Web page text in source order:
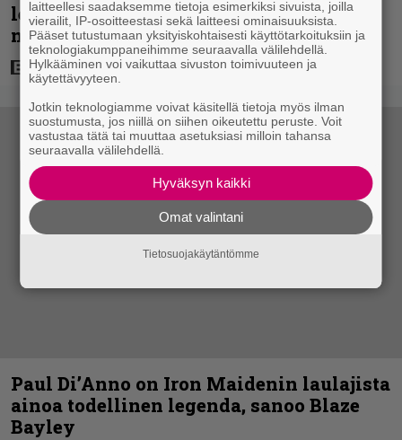
leffassa nähdään hämmenttävän
nykyaikainen kännykkä
Paul Di’Anno on Iron Maidenin laulajista
ainoa todellinen legenda, sanoo Blaze
Bayley
laitteellesi saadaksemme tietoja esimerkiksi sivuista, joilla
vierailit, IP-osoitteestasi sekä laitteesi ominaisuuksista.
Pääset tutustumaan yksityiskohtaisesti käyttötarkoituksiin ja
teknologiakumppaneihimme seuraavalla välilehdellä.
Hylkääminen voi vaikuttaa sivuston toimivuuteen ja
käytettävyyteen.
Jotkin teknologiamme voivat käsitellä tietoja myös ilman
suostumusta, jos niillä on siihen oikeutettu peruste. Voit
vastustaa tätä tai muuttaa asetuksiasi milloin tahansa
seuraavalla välilehdellä.
Hyväksyn kaikki
Omat valintani
Tietosuojakäytäntömme